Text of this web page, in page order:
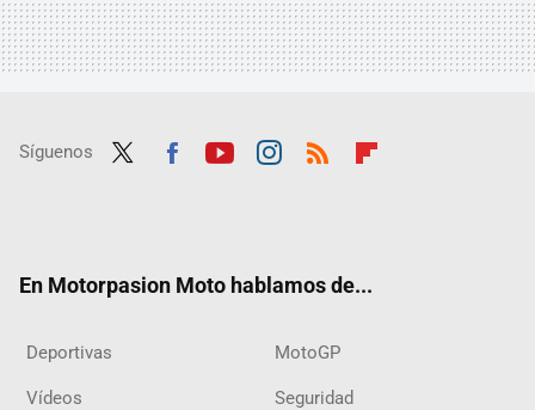
Síguenos
En Motorpasion Moto hablamos de...
Deportivas MotoGP
Vídeos Seguridad